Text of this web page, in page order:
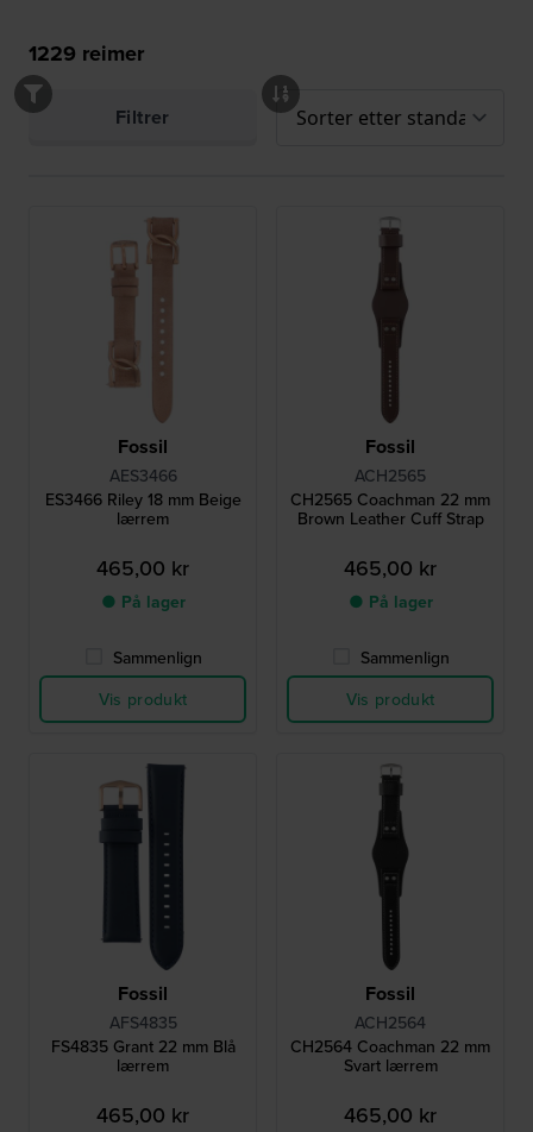
1229 reimer
Filtrer
Fossil
AES3466
ES3466 Riley 18 mm Beige
lærrem
465,00 kr
● På lager
Sammenlign
Vis produkt
Fossil
ACH2565
CH2565 Coachman 22 mm
Brown Leather Cuff Strap
465,00 kr
● På lager
Sammenlign
Vis produkt
Fossil
AFS4835
FS4835 Grant 22 mm Blå
lærrem
465,00 kr
Fossil
ACH2564
CH2564 Coachman 22 mm
Svart lærrem
465,00 kr